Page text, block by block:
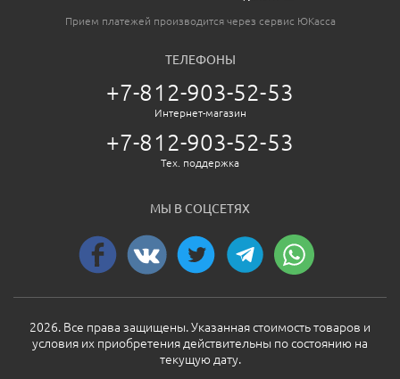
Прием платежей производится через сервис ЮКасса
ТЕЛЕФОНЫ
+7-812-903-52-53
Интернет-магазин
+7-812-903-52-53
Тех. поддержка
МЫ В СОЦСЕТЯХ
2026. Все права защищены. Указанная стоимость товаров и
условия их приобретения действительны по состоянию на
текущую дату.